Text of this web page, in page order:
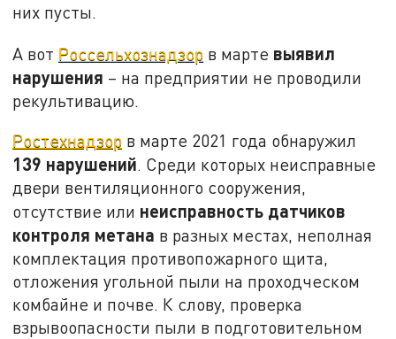
них пусты.
А вот Россельхознадзор в марте выявил
нарушения – на предприятии не проводили
рекультивацию.
Ростехнадзор в марте 2021 года обнаружил
139 нарушений. Среди которых неисправные
двери вентиляционного сооружения,
отсутствие или неисправность датчиков
контроля метана в разных местах, неполная
комплектация противопожарного щита,
отложения угольной пыли на проходческом
комбайне и почве. К слову, проверка
взрывоопасности пыли в подготовительном